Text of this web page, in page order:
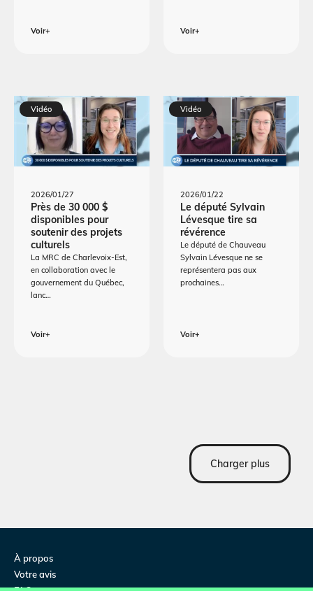
Voir+ Voir+
Vidéo
2026/01/27
Près de 30 000 $
disponibles pour
soutenir des projets
culturels
La MRC de Charlevoix-Est,
en collaboration avec le
gouvernement du Québec,
lanc…
Voir+
Vidéo
2026/01/22
Le député Sylvain
Lévesque tire sa
révérence
Le député de Chauveau
Sylvain Lévesque ne se
représentera pas aux
prochaines…
Voir+
Charger plus
À propos
Votre avis